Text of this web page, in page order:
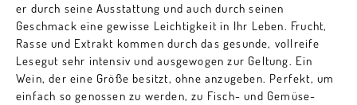
er durch seine Ausstattung und auch durch seinen
Geschmack eine gewisse Leichtigkeit in Ihr Leben. Frucht,
Rasse und Extrakt kommen durch das gesunde, vollreife
Lesegut sehr intensiv und ausgewogen zur Geltung. Ein
Wein, der eine Größe besitzt, ohne anzugeben. Perfekt, um
einfach so genossen zu werden, zu Fisch- und Gemüse-